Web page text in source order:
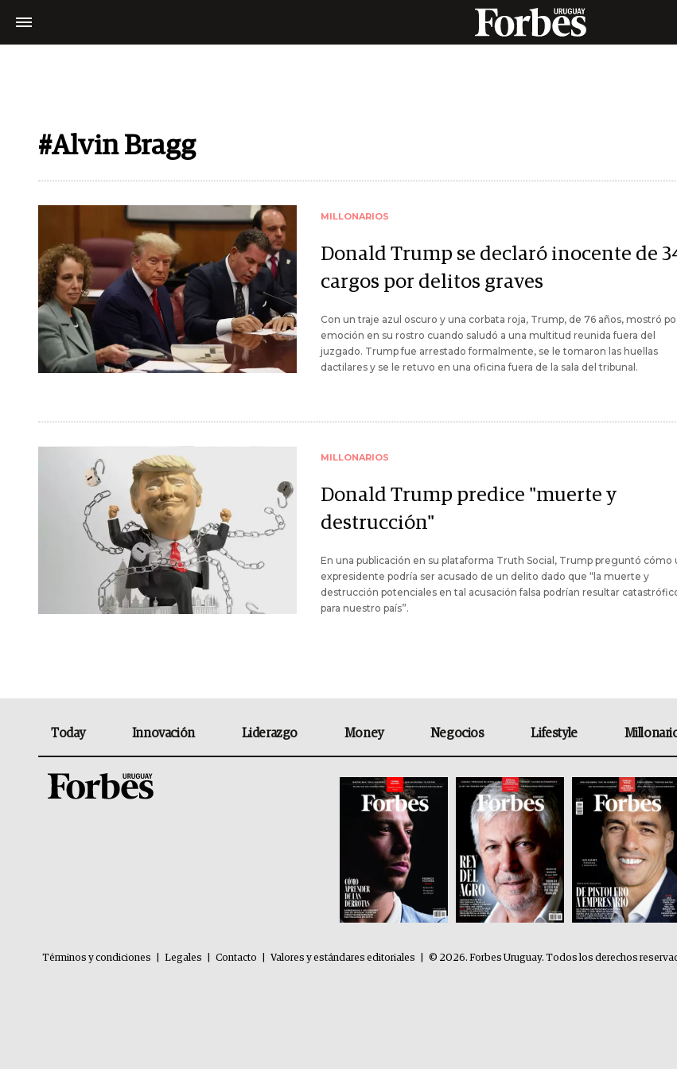
#Alvin Bragg
MILLONARIOS
Donald Trump se declaró inocente de
cargos por delitos graves
Con un traje azul oscuro y una corbata roja, Trump, de 76 años, mostró
emoción en su rostro cuando saludó a una multitud reunida fuera del
juzgado. Trump fue arrestado formalmente, se le tomaron las huellas
dactilares y se le retuvo en una oficina fuera de la sala del tribunal.
MILLONARIOS
Donald Trump predice "muerte y
destrucción"
En una publicación en su plataforma Truth Social, Trump preguntó cómo
expresidente podría ser acusado de un delito dado que “la muerte y
destrucción potenciales en tal acusación falsa podrían resultar
para nuestro país”.
Today Innovación Liderazgo Money Negocios Lifestyle
Términos y condiciones Legales Contacto Valores y estándares editoriales © 2026. Forbes Uruguay. Todos los derechos